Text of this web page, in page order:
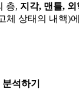
층, 지각, 맨틀, 외
체 상태의 내핵)
석하기